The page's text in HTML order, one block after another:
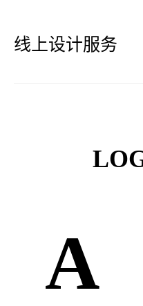
线上设计服务
A